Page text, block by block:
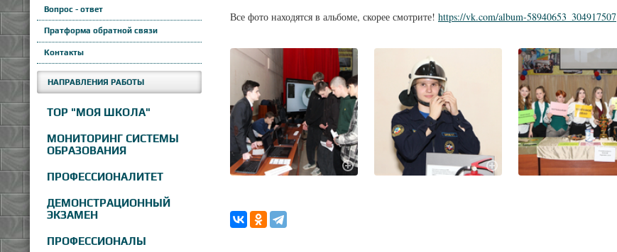
Вопрос - ответ
Пратформа обратной связи
Контакты
НАПРАВЛЕНИЯ РАБОТЫ
ТОР "МОЯ ШКОЛА"
МОНИТОРИНГ СИСТЕМЫ
ОБРАЗОВАНИЯ
ПРОФЕССИОНАЛИТЕТ
ДЕМОНСТРАЦИОННЫЙ
ЭКЗАМЕН
ПРОФЕССИОНАЛЫ
Все фото находятся в альбоме, скорее смотрите! https://vk.com/album-58940653_304917507